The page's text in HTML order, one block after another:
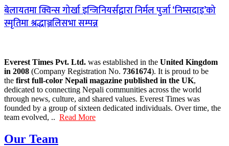
बेलायतमा क्विन्स गोर्खा इन्जिनियर्सद्वारा निर्मल पुर्जा ‘निम्सदाइ’को
स्मृतिमा श्रद्धाञ्जलिसभा सम्पन्न
Everest Times Pvt. Ltd. was established in the United Kingdom
in 2008 (Company Registration No. 7361674). It is proud to be
the first full-color Nepali magazine published in the UK,
dedicated to connecting Nepali communities across the world
through news, culture, and shared values. Everest Times was
founded by a group of sixteen dedicated individuals. Over time, the
team evolved, .. Read More
Our Team